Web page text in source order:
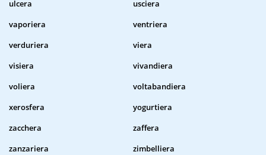
ulcera
usciera
vaporiera
ventriera
verduriera
viera
visiera
vivandiera
voliera
voltabandiera
xerosfera
yogurtiera
zacchera
zaffera
zanzariera
zimbelliera